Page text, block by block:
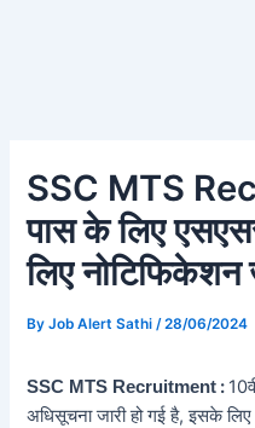
SSC MTS
पास के लिए
लिए नोटिफिकेशन
ByJob Alert Sathi /28/06/2024
SSC MTS Recruitment :
अधिसूचना जारी हो गई है, इसके